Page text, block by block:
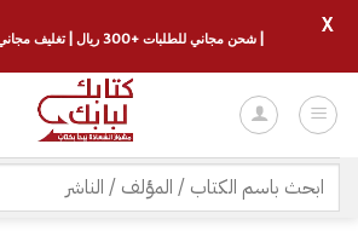
للمحتوى
البحث
عن:
| شحن مجاني للطلبات +300 ريال | تغليف مجاني للطلبات +150 ريال |
X